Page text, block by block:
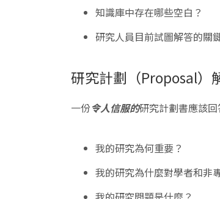
知識庫中存在哪些空白？
研究人員目前試圖解答的關
研究計劃（Proposal）
一份令人信服的研究計劃書應該回
我的研究為何重要？
我的研究為什麼對學者和非